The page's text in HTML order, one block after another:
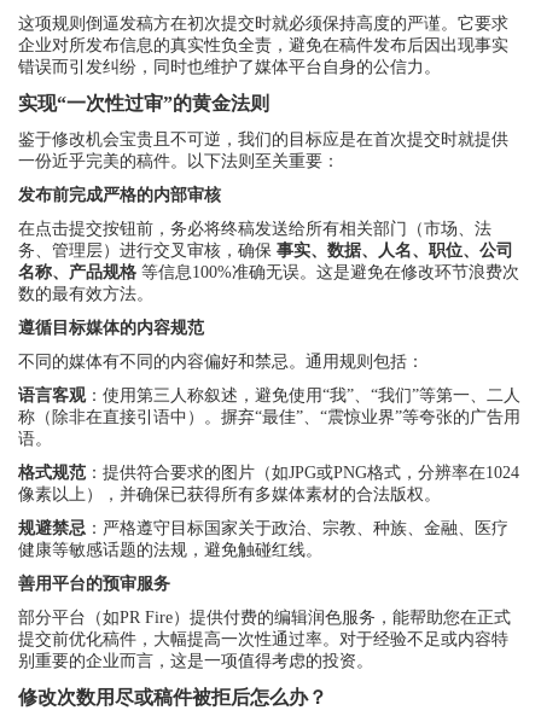
这项规则倒逼发稿方在初次提交时就必须保持高度的严谨。它要求
企业对所发布信息的真实性负全责，避免在稿件发布后因出现事实
错误而引发纠纷，同时也维护了媒体平台自身的公信力。
实现“一次性过审”的黄金法则
鉴于修改机会宝贵且不可逆，我们的目标应是在首次提交时就提供
一份近乎完美的稿件。以下法则至关重要：
发布前完成严格的内部审核
在点击提交按钮前，务必将终稿发送给所有相关部门（市场、法
务、管理层）进行交叉审核，确保 事实、数据、人名、职位、公司
名称、产品规格 等信息100%准确无误。这是避免在修改环节浪费次
数的最有效方法。
遵循目标媒体的内容规范
不同的媒体有不同的内容偏好和禁忌。通用规则包括：
语言客观：使用第三人称叙述，避免使用“我”、“我们”等第一、二人
称（除非在直接引语中）。摒弃“最佳”、“震惊业界”等夸张的广告用
语。
格式规范 ：提供符合要求的图片（如JPG或PNG格式，分辨率在1024
像素以上），并确保已获得所有多媒体素材的合法版权。
规避禁忌 ：严格遵守目标国家关于政治、宗教、种族、金融、医疗
健康等敏感话题的法规，避免触碰红线。
善用平台的预审服务
部分平台（如PR Fire）提供付费的编辑润色服务，能帮助您在正式
提交前优化稿件，大幅提高一次性通过率。对于经验不足或内容特
别重要的企业而言，这是一项值得考虑的投资。
修改次数用尽或稿件被拒后怎么办？